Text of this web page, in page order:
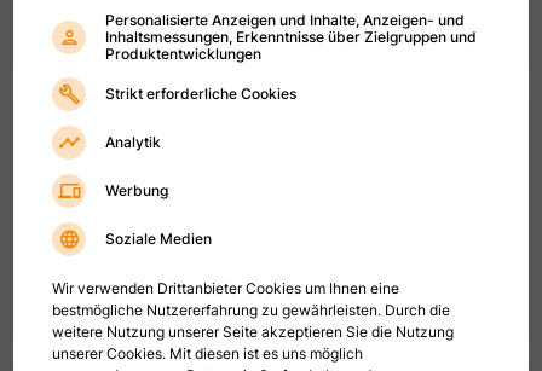
21.900,00 €
19% MwSt.
110
16.900,00 €
19 % MwSt.
Personalisierte Anzeigen und Inhalte, Anzeigen- und
Inhaltsmessungen, Erkenntnisse über Zielgruppen und
Produktentwicklungen
Strikt erforderliche Cookies
Analytik
Werbung
Soziale Medien
Wir verwenden Drittanbieter Cookies um Ihnen eine
bestmögliche Nutzererfahrung zu gewährleisten. Durch die
weitere Nutzung unserer Seite akzeptieren Sie die Nutzung
unserer Cookies. Mit diesen ist es uns möglich